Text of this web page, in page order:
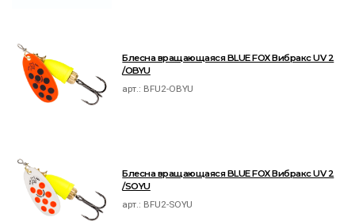
Блесна вращающаяся BLUE FOX Вибракс UV 2
/OBYU
арт.: BFU2-OBYU
Блесна вращающаяся BLUE FOX Вибракс UV 2
/SOYU
арт.: BFU2-SOYU